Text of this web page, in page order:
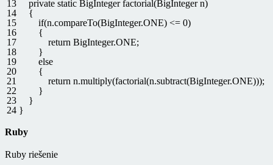
13
14
15
16
17
18
19
20
21
22
23
24
private static BigIntegerfactorial(BigInteger n)
{
if(n.compareTo(BigInteger.ONE) <= 0)
{
return BigInteger.ONE;
}
else
{
return n.multiply(factorial(n.subtract(BigInteger.ONE)));
}
}
}
Ruby
Ruby riešenie